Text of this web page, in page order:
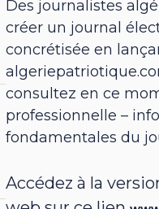
Des journalistes
créer un journal
concrétisée en
consultez en ce
professionnelle –
fondamentales du
Accédez à la